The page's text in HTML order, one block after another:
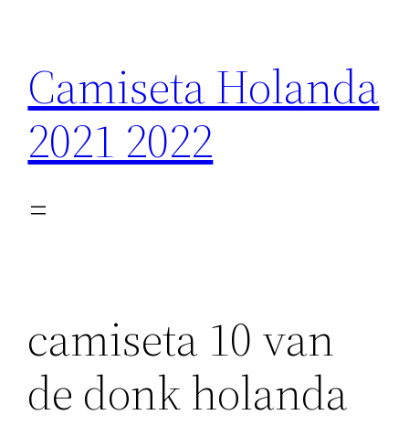
contenido
Camiseta Holanda
2021 2022
camiseta 10 van
de donk holanda